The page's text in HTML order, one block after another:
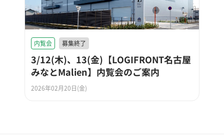
内覧会 募集終了
3/12(木)、13(金)【LOGIFRONT名古屋
みなとMalien】内覧会のご案内
2026年02月20日(金)